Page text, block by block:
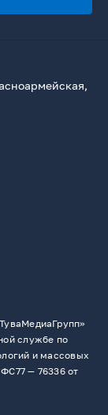
службе по
и массовых
— 76336 от